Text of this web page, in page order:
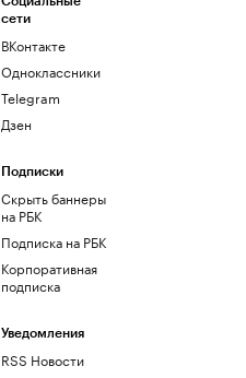
сети
ВКонтакте
Одноклассники
Telegram
Дзен
Подписки
Скрыть баннеры
на РБК
Подписка на РБК
Корпоративная
подписка
Уведомления
RSS Новости